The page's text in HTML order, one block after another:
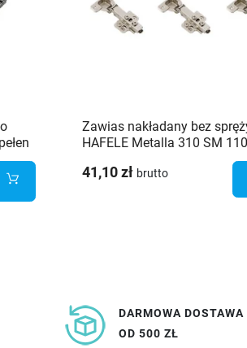
Zawias nakładany bez
HAFELE Metalla 310 SM
to open + prowadnik -
sztuk
41,10 zł brutto
DARMOWA DOSTAWA
OD 500 ZŁ